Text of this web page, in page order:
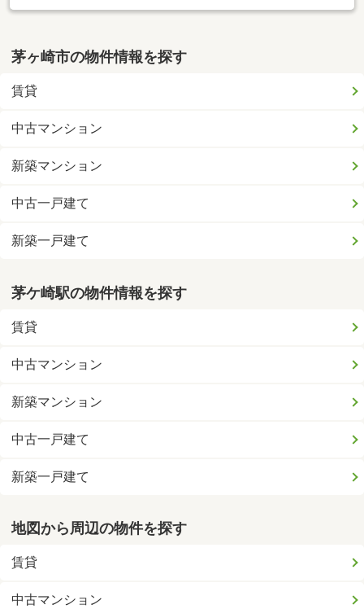
茅ヶ崎市の物件情報を探す
賃貸
中古マンション
新築マンション
中古一戸建て
新築一戸建て
茅ケ崎駅の物件情報を探す
賃貸
中古マンション
新築マンション
中古一戸建て
新築一戸建て
地図から周辺の物件を探す
賃貸
中古マンション